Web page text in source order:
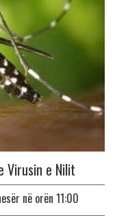
Virusin e Nilit
në orën 11:00